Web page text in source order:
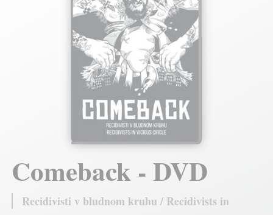
Comeback - DVD
Recidivisti v bludnom kruhu / Recidivists in